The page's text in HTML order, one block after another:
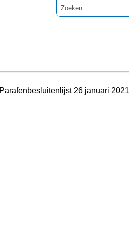
Parafenbesluitenlijst 26 januari 2021